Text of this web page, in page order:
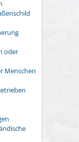
oder
Menschen